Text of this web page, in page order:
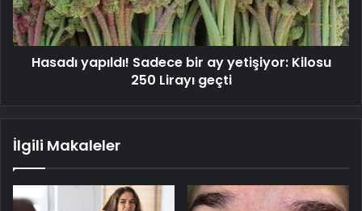
Kilosu
250
Lirayı
geçtiHasadı yapıldı! Sadece bir ay yetişiyor: Kilosu
250 Lirayı geçti
İlgili Makaleler